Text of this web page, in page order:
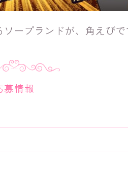
ソープランドが、角えび
募情報